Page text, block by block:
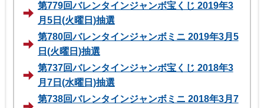
第779回バレンタインジャンボ宝くじ 2019年3
月5日(火曜日)抽選
第780回バレンタインジャンボミニ 2019年3月5
日(火曜日)抽選
第737回バレンタインジャンボ宝くじ 2018年3
月7日(水曜日)抽選
第738回バレンタインジャンボミニ 2018年3月7